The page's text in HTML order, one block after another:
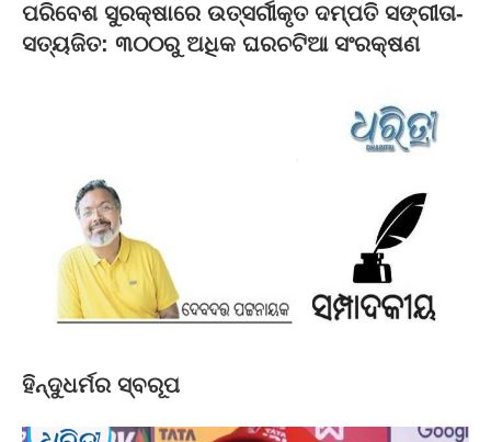
ପରିବେଶ ସୁରକ୍ଷାରେ ଉତ୍ସର୍ଗୀକୃତ ଦମ୍ପତି ସଙ୍ଗୀତା-
ସତ୍ୟଜିତ: ୩୦୦ରୁ ଅଧିକ ଘରଚଟିଆ ସଂରକ୍ଷଣ
ହିନ୍ଦୁଧର୍ମର ସ୍ବରୂପ